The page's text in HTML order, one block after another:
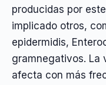
producidas por
implicado otros,
epidermidis,
gramnegativos. La
afecta con más